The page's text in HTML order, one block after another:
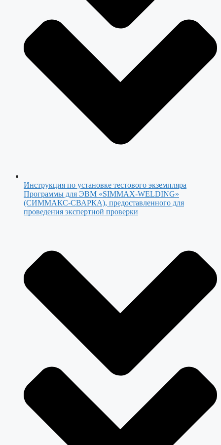
Инструкция по установке тестового экземпляра
Программы для ЭВМ «SIMMAX-WELDING»
(СИММАКС-СВАРКА), предоставленного для
проведения экспертной проверки